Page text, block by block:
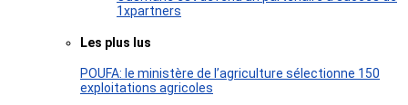
1xpartners
Les plus lus
POUFA: le ministère de l’agriculture sélectionne 150
exploitations agricoles